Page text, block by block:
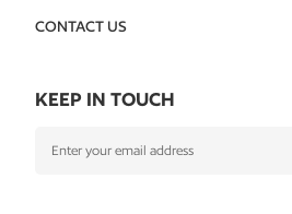
CONTACT US
KEEP IN TOUCH